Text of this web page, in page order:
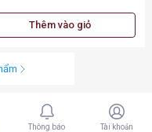
Thêm vào giỏ
Thông báo Tài khoản